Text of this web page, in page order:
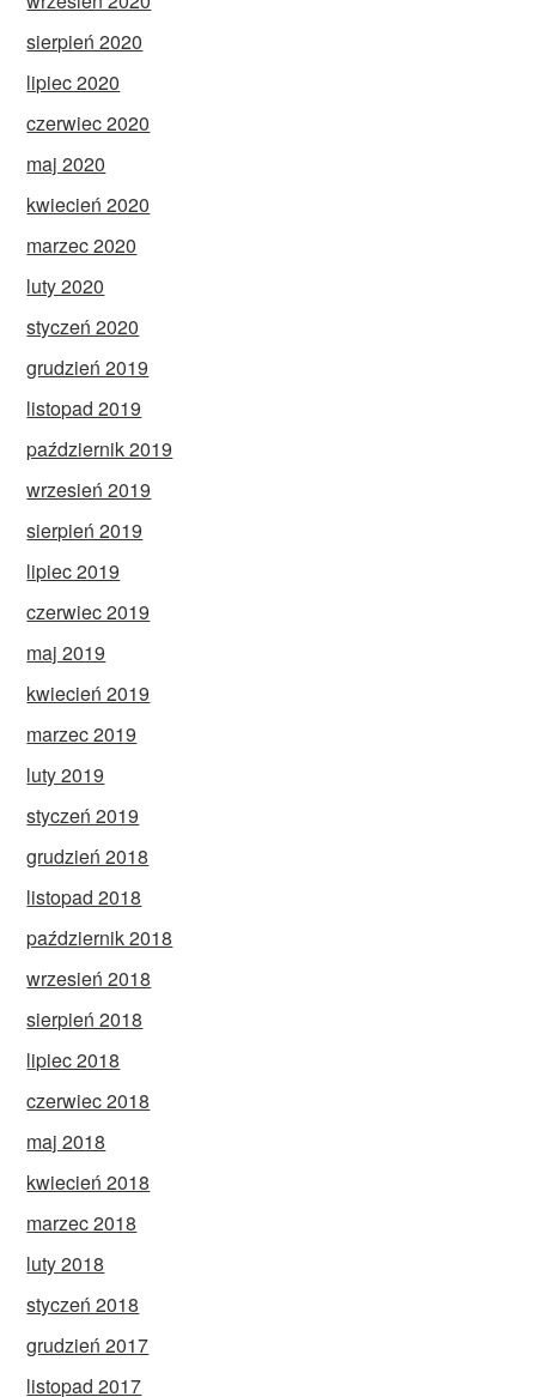
sierpień 2020
lipiec 2020
czerwiec 2020
maj 2020
kwiecień 2020
marzec 2020
luty 2020
styczeń 2020
grudzień 2019
listopad 2019
październik 2019
wrzesień 2019
sierpień 2019
lipiec 2019
czerwiec 2019
maj 2019
kwiecień 2019
marzec 2019
luty 2019
styczeń 2019
grudzień 2018
listopad 2018
październik 2018
wrzesień 2018
sierpień 2018
lipiec 2018
czerwiec 2018
maj 2018
kwiecień 2018
marzec 2018
luty 2018
styczeń 2018
grudzień 2017
listopad 2017